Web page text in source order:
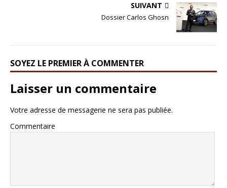
SUIVANT
Dossier Carlos Ghosn
SOYEZ LE PREMIER À COMMENTER
Laisser un commentaire
Votre adresse de messagerie ne sera pas publiée.
Commentaire